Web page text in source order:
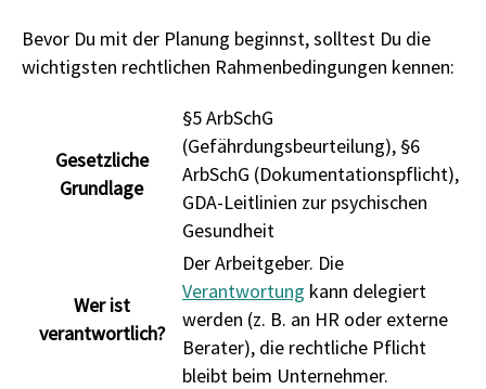
Bevor Du mit der Planung beginnst, solltest Du die
wichtigsten rechtlichen Rahmenbedingungen kennen:
Gesetzliche
Grundlage
§5 ArbSchG
(Gefährdungsbeurteilung), §6
ArbSchG (Dokumentationspflicht),
GDA-Leitlinien zur psychischen
Gesundheit
Wer ist
verantwortlich?
Der Arbeitgeber. Die
Verantwortung kann delegiert
werden (z. B. an HR oder externe
Berater), die rechtliche Pflicht
bleibt beim Unternehmer.